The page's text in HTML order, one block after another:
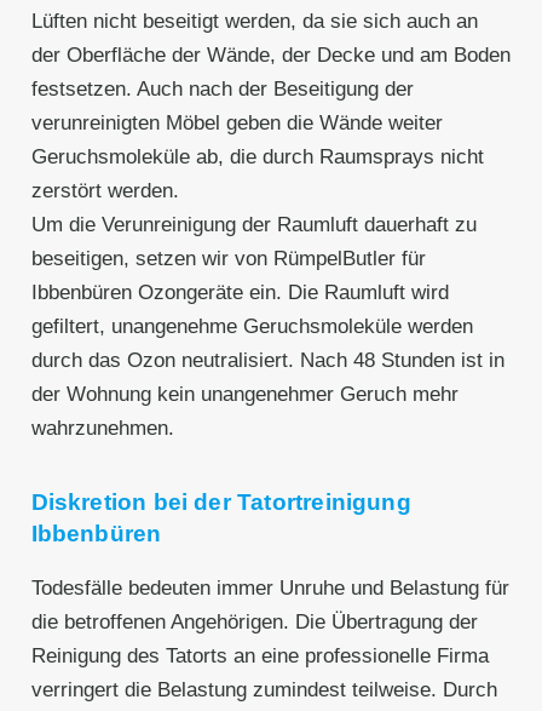
Lüften nicht beseitigt werden, da sie sich auch an
der Oberfläche der Wände, der Decke und am Boden
festsetzen. Auch nach der Beseitigung der
verunreinigten Möbel geben die Wände weiter
Geruchsmoleküle ab, die durch Raumsprays nicht
zerstört werden.
Um die Verunreinigung der Raumluft dauerhaft zu
beseitigen, setzen wir von RümpelButler für
Ibbenbüren Ozongeräte ein. Die Raumluft wird
gefiltert, unangenehme Geruchsmoleküle werden
durch das Ozon neutralisiert. Nach 48 Stunden ist in
der Wohnung kein unangenehmer Geruch mehr
wahrzunehmen.
Diskretion bei der Tatortreinigung
Ibbenbüren
Todesfälle bedeuten immer Unruhe und Belastung für
die betroffenen Angehörigen. Die Übertragung der
Reinigung des Tatorts an eine professionelle Firma
verringert die Belastung zumindest teilweise. Durch